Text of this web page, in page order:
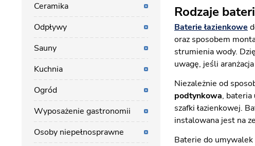
Rodzaje
Baterie łazienkowe
oraz sposobem
strumienia wody.
uwagę, jeśli
Niezależnie od
podtynkowa, bateria
szafki łazienkowej.
instalowana jest na
Baterie do umywalek
Ceramika
Odpływy
Sauny
Kuchnia
Ogród
Wyposażenie gastronomii
Osoby niepełnosprawne